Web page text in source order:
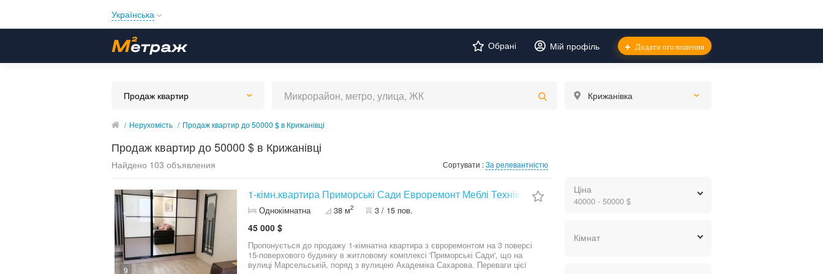
Українська
Українська
Обрані Мій профіль Додати оголошення
Продаж квартир Крижанівка
/ Нерухомість / Продаж квартир до 50000 $ в Крижанівці
Продаж квартир до 50000 $ в Крижанівці
Найдено 103 объявления Сортувати :За релевантністю
9
1-кімн.квартира Приморські Сади Евроремонт Меблі Техніка
Однокімнатна 38 м2 3 / 15 пов.
45 000 $
Пропонується до продажу 1-кімнатна квартира з євроремонтом на 3 поверсі
15-поверхового будинку в житловому комплексі 'Приморські Сади', що на
вулиці Марсельській, поряд з вулицею Академіка Сахарова. Переваги цієї
Ціна
40000 - 50000 $
Кімнат